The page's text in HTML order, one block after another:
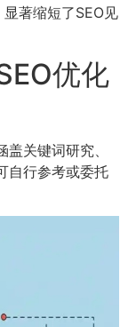
著缩短了SEO见
优化
关键词研究、
自行参考或委托